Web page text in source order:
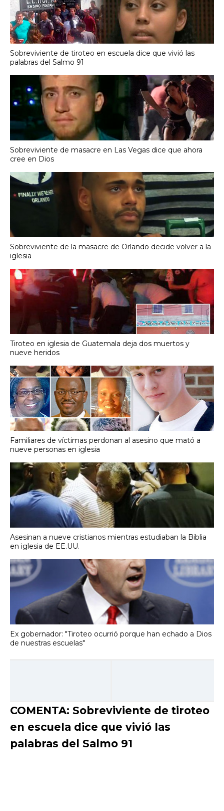
Sobreviviente de tiroteo en escuela dice que vivió las
palabras del Salmo 91
Sobreviviente de masacre en Las Vegas dice que ahora
cree en Dios
Sobreviviente de la masacre de Orlando decide volver a la
iglesia
Tiroteo en iglesia de Guatemala deja dos muertos y
nueve heridos
Familiares de víctimas perdonan al asesino que mató a
nueve personas en iglesia
Asesinan a nueve cristianos mientras estudiaban la Biblia
en iglesia de EE.UU.
Ex gobernador: "Tiroteo ocurrió porque han echado a Dios
de nuestras escuelas"
COMENTA: Sobreviviente de tiroteo
en escuela dice que vivió las
palabras del Salmo 91